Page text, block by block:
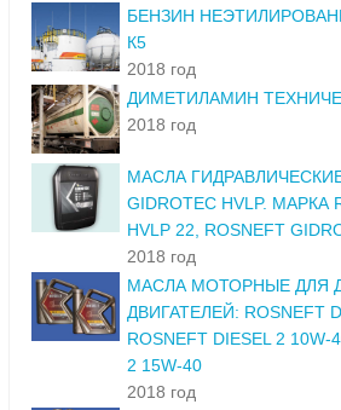
БЕНЗИН
К5
2018 год
ДИМЕТИЛАМИН
2018 год
МАСЛА ГИДРАВЛИЧЕСКИЕ
GIDROTEC HVLP. МАРКА
HVLP 22, ROSNEFT
2018 год
МАСЛА МОТОРНЫЕ ДЛЯ
ДВИГАТЕЛЕЙ: ROSNEFT
ROSNEFT DIESEL 2 10W-
2 15W-40
2018 год